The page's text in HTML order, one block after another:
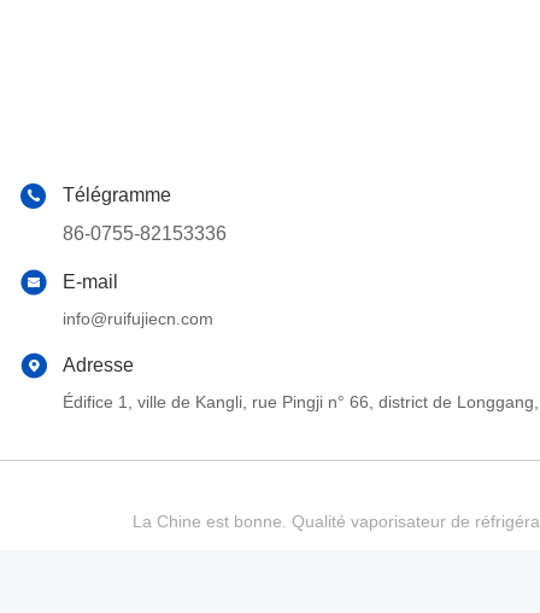
Télégramme
86-0755-82153336
E-mail
info@ruifujiecn.com
Adresse
Édifice 1, ville de Kangli, rue Pingji n° 66, district de
La Chine est bonne. Qualité vaporisateur de